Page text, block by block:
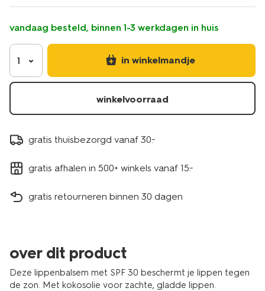
11630010.html
vandaag besteld, binnen 1-3 werkdagen in huis
1 in winkelmandje
winkelvoorraad
gratis thuisbezorgd vanaf 30.-
gratis afhalen in 500+ winkels vanaf 15.-
gratis retourneren binnen 30 dagen
over dit product
Deze lippenbalsem met SPF 30 beschermt je lippen tegen
de zon. Met kokosolie voor zachte, gladde lippen.